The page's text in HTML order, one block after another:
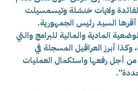
لفائدة ولايات خنشلة وتيسمسيلت
السيد رئيس الجمهورية.
المادية والمالية للبرامج والتي
أبرز العراقيل المسجلة في
من أجل رفعها واستكمال العمليات